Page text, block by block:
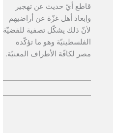
قاطع أيّ حديث عن تهجير
وإبعاد أهل غزّة عن أراضيهم
لأنّ ذلك يشكّل تصفية للقضيّة
الفلسطينيّة وهو ما تؤكّده
مصر لكافّة الأطراف المعنيّة.